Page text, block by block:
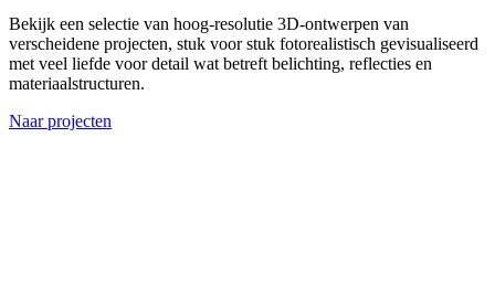
Bekijk een selectie van hoog-resolutie 3D-ontwerpen van
verscheidene projecten, stuk voor stuk fotorealistisch gevisualiseerd
met veel liefde voor detail wat betreft belichting, reflecties en
materiaalstructuren.
Naar projecten